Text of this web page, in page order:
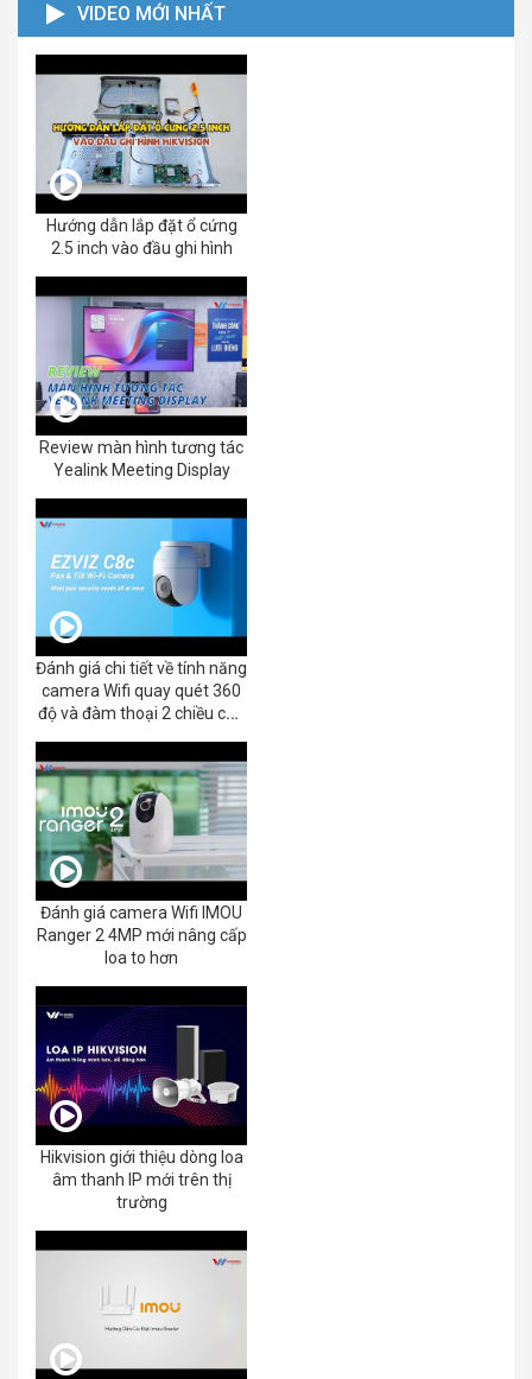
VIDEO MỚI NHẤT
Hướng dẫn lắp đặt ổ cứng
2.5 inch vào đầu ghi hình
Review màn hình tương tác
Yealink Meeting Display
Đánh giá chi tiết về tính năng
camera Wifi quay quét 360
độ và đàm thoại 2 chiều của
Đánh giá camera Wifi IMOU
Ranger 2 4MP mới nâng cấp
loa to hơn
Hikvision giới thiệu dòng loa
âm thanh IP mới trên thị
trường